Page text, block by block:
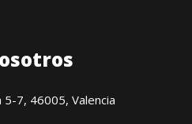
5-7, 46005, Valencia